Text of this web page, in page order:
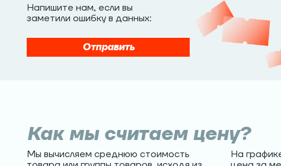
Напишите нам, если вы
заметили ошибку в данных:
Отправить
Как мы считаем цену?
Мы вычисляем среднюю стоимость
На